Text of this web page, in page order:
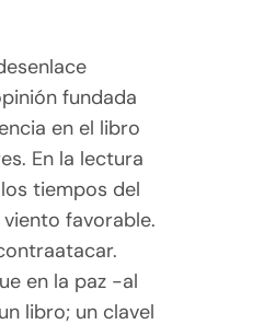
fundada
en el libro
En la lectura
tiempos del
favorable.
en la paz -al
libro; un clavel